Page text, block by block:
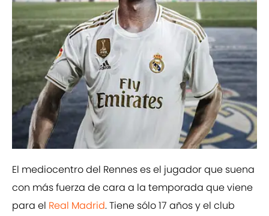
El mediocentro del Rennes es el jugador que suena
con más fuerza de cara a la temporada que viene
para el Real Madrid. Tiene sólo 17 años y el club